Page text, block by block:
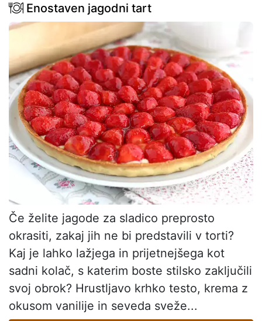
Enostaven jagodni tart
Če želite jagode za sladico preprosto
okrasiti, zakaj jih ne bi predstavili v torti?
Kaj je lahko lažjega in prijetnejšega kot
sadni kolač, s katerim boste stilsko zaključili
svoj obrok? Hrustljavo krhko testo, krema z
okusom vanilije in seveda sveže...